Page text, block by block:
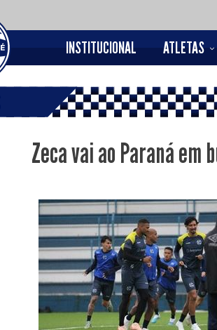
INSTITUCIONAL ATLETAS
Zeca vai ao Paraná